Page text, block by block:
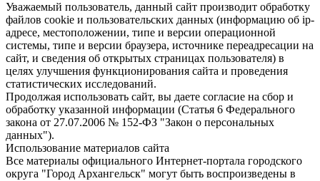
Уважаемый пользователь, данный сайт производит обработку
файлов cookie и пользовательских данных (информацию об ip-
адресе, местоположении, типе и версии операционной
системы, типе и версии браузера, источнике переадресации на
сайт, и сведения об открытых страницах пользователя) в
целях улучшения функционирования сайта и проведения
статистических исследований.
Продолжая использовать сайт, вы даете согласие на сбор и
обработку указанной информации (Статья 6 Федерального
закона от 27.07.2006 № 152-ФЗ "Закон о персональных
данных").
Использование материалов сайта
Все материалы официального Интернет-портала городского
округа "Город Архангельск" могут быть воспроизведены в